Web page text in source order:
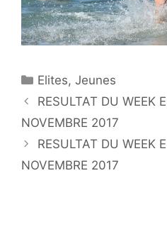
Catégories
Elites,Jeunes
RESULTAT DU WEEK
NOVEMBRE 2017
RESULTAT DU WEEK
NOVEMBRE 2017